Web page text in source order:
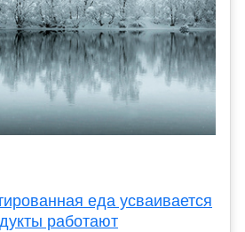
еда усваивается
работают